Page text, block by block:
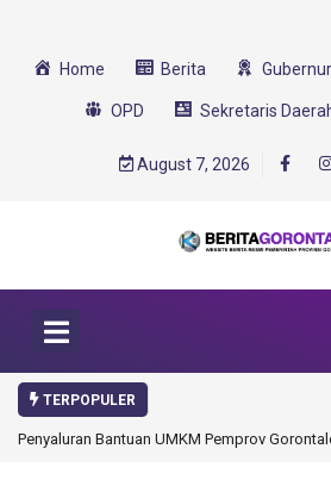
Home Berita Gubernur
OPD Sekretaris
August 7, 2026
TERPOPULER
Penyaluran Bantuan UMKM Pemprov